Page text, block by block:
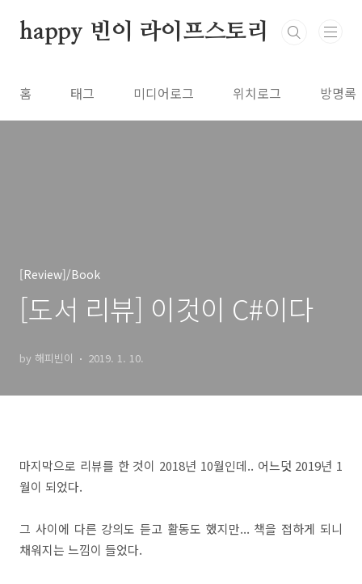
happy 빈이 라이프스토리
홈 태그 미디어로그 위치로그 방명록
[Review]/Book
[도서 리뷰] 이것이 C#이다
by 해피빈이 2019. 1. 10.
마지막으로 리뷰를 한 것이 2018년 10월인데.. 어느덧 2019년 1
월이 되었다.
그 사이에 다른 강의도 듣고 활동도 했지만... 책을 접하게 되니
채워지는 느낌이 들었다.